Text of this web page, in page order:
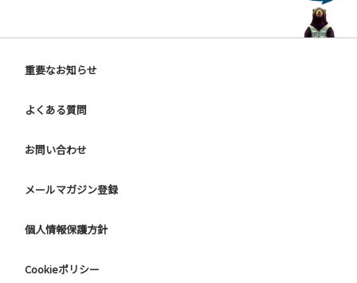
重要なお知らせ
よくある質問
お問い合わせ
メールマガジン登録
個人情報保護方針
Cookieポリシー